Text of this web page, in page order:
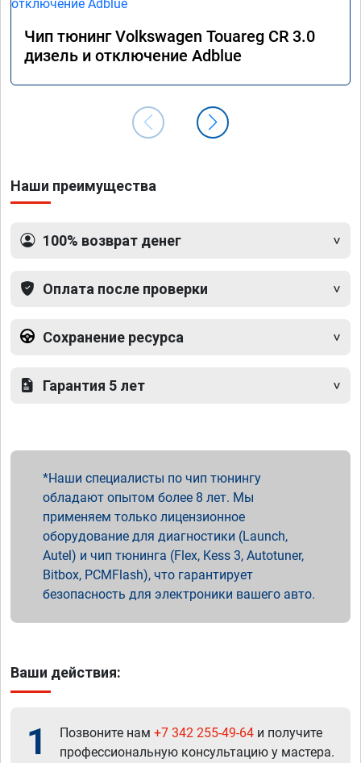
Чип тюнинг Volkswagen Touareg CR 3.0
дизель и отключение Adblue
Наши преимущества
100% возврат денег
Оплата после проверки
Сохранение ресурса
Гарантия 5 лет
Наши специалисты по чип тюнингу
обладают опытом более 8 лет. Мы
применяем только лицензионное
оборудование для диагностики (Launch,
Autel) и чип тюнинга (Flex, Kess 3, Autotuner,
Bitbox, PCMFlash), что гарантирует
безопасность для электроники вашего авто.
Ваши действия:
1 Позвоните нам +7 342 255-49-64 и получите
профессиональную консультацию у мастера.